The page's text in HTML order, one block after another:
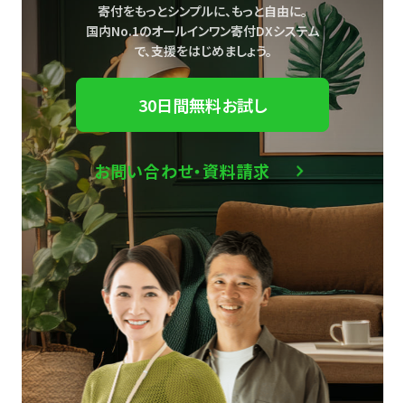
寄付をもっとシンプルに、もっと自由に。
国内No.1のオールインワン寄付DXシステム
で、支援をはじめましょう。
30日間無料お試し
お問い合わせ・資料請求